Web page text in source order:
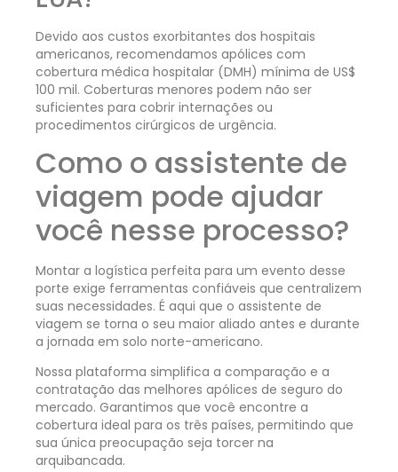
Devido aos custos exorbitantes dos hospitais
americanos, recomendamos apólices com
cobertura médica hospitalar (DMH) mínima de US$
100 mil. Coberturas menores podem não ser
suficientes para cobrir internações ou
procedimentos cirúrgicos de urgência.
Como o assistente de
viagem pode ajudar
você nesse processo?
Montar a logística perfeita para um evento desse
porte exige ferramentas confiáveis que centralizem
suas necessidades. É aqui que o assistente de
viagem se torna o seu maior aliado antes e durante
a jornada em solo norte-americano.
Nossa plataforma simplifica a comparação e a
contratação das melhores apólices de seguro do
mercado. Garantimos que você encontre a
cobertura ideal para os três países, permitindo que
sua única preocupação seja torcer na
arquibancada.